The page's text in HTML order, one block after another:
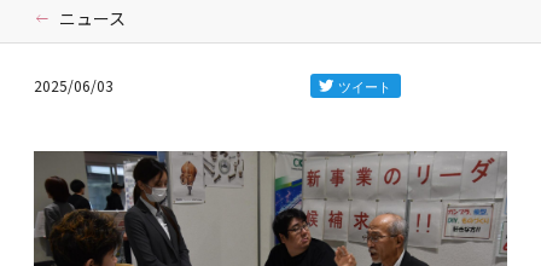
ニュース
2025/06/03